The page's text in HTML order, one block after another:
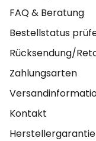
FAQ & Beratung
Bestellstatus
Rücksendung/
Zahlungsarten
Kontakt